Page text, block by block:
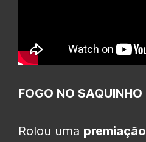
FOGO NO SAQUINHO
Rolou uma premiação